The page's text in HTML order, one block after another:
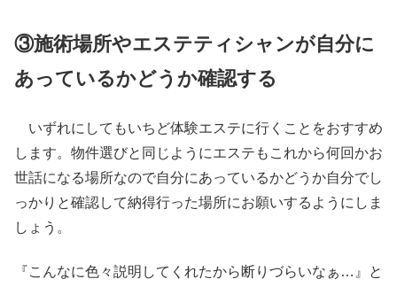
③施術場所やエステティシャンが自分に
あっているかどうか確認する
いずれにしてもいちど体験エステに行くことをおすすめ
します。物件選びと同じようにエステもこれから何回かお
世話になる場所なので自分にあっているかどうか自分でし
っかりと確認して納得行った場所にお願いするようにしま
しょう。
『こんなに色々説明してくれたから断りづらいなぁ…』と